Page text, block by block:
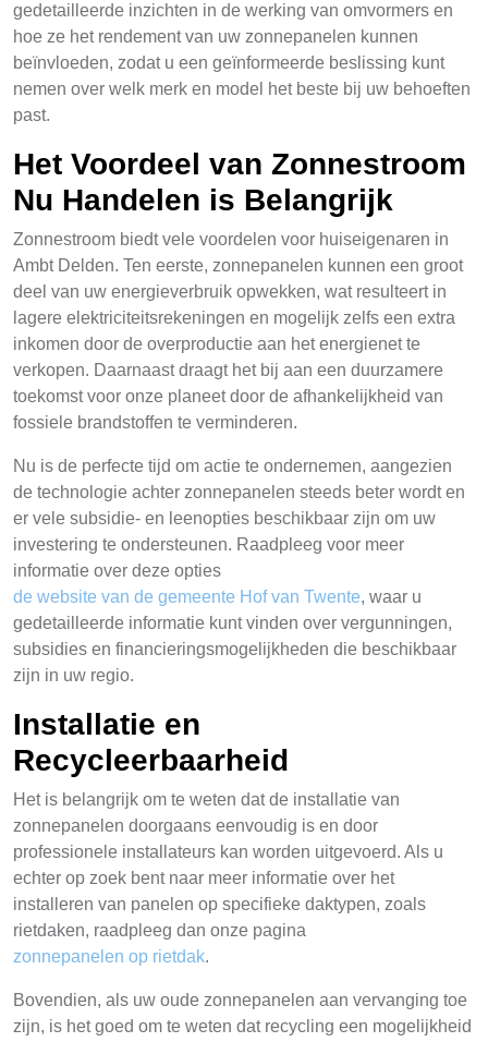
gedetailleerde inzichten in de werking van omvormers en
hoe ze het rendement van uw zonnepanelen kunnen
beïnvloeden, zodat u een geïnformeerde beslissing kunt
nemen over welk merk en model het beste bij uw behoeften
past.
Het Voordeel van Zonnestroom
Nu Handelen is Belangrijk
Zonnestroom biedt vele voordelen voor huiseigenaren in
Ambt Delden. Ten eerste, zonnepanelen kunnen een groot
deel van uw energieverbruik opwekken, wat resulteert in
lagere elektriciteitsrekeningen en mogelijk zelfs een extra
inkomen door de overproductie aan het energienet te
verkopen. Daarnaast draagt het bij aan een duurzamere
toekomst voor onze planeet door de afhankelijkheid van
fossiele brandstoffen te verminderen.
Nu is de perfecte tijd om actie te ondernemen, aangezien
de technologie achter zonnepanelen steeds beter wordt en
er vele subsidie- en leenopties beschikbaar zijn om uw
investering te ondersteunen. Raadpleeg voor meer
informatie over deze opties
de website van de gemeente Hof van Twente, waar u
gedetailleerde informatie kunt vinden over vergunningen,
subsidies en financieringsmogelijkheden die beschikbaar
zijn in uw regio.
Installatie en
Recycleerbaarheid
Het is belangrijk om te weten dat de installatie van
zonnepanelen doorgaans eenvoudig is en door
professionele installateurs kan worden uitgevoerd. Als u
echter op zoek bent naar meer informatie over het
installeren van panelen op specifieke daktypen, zoals
rietdaken, raadpleeg dan onze pagina
zonnepanelen op rietdak.
Bovendien, als uw oude zonnepanelen aan vervanging toe
zijn, is het goed om te weten dat recycling een mogelijkheid